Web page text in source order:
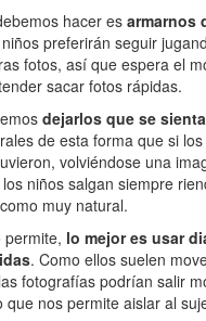
hacer es armarnos
preferirán seguir
fotos, así que espera el
sacar fotos rápidas.
dejarlos que se
de esta forma que si
volviéndose una
niños salgan siempre
muy natural.
permite, lo mejor es usar
. Como ellos suelen
fotografías podrían salir
que nos permite aislar al